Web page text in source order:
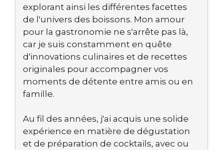
explorant ainsi les différentes facettes
de l'univers des boissons. Mon amour
pour la gastronomie ne s'arrête pas là,
car je suis constamment en quête
d'innovations culinaires et de recettes
originales pour accompagner vos
moments de détente entre amis ou en
famille.
Au fil des années, j'ai acquis une solide
expérience en matière de dégustation
et de préparation de cocktails, avec ou